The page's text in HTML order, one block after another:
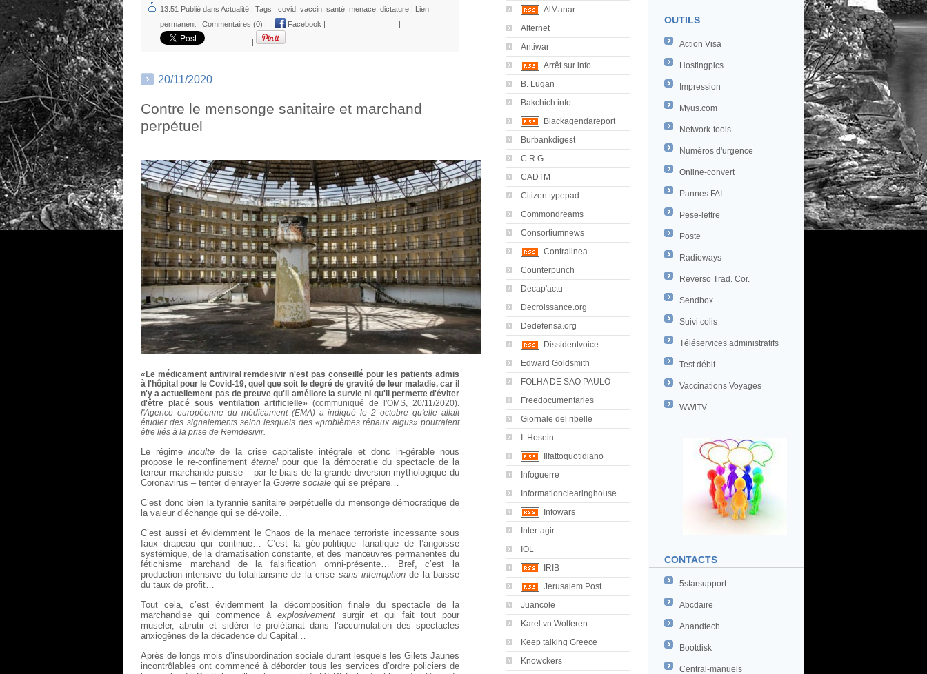
OUTILS
Action Visa
Hostingpics
Impression
Myus.com
Network-tools
Numéros d'urgence
Online-convert
Pannes FAI
Pese-lettre
Poste
Radioways
Reverso Trad. Cor.
Sendbox
Suivi colis
Téléservices administratifs
Test débit
Vaccinations Voyages
WWiTV
CONTACTS
5starsupport
Abcdaire
Anandtech
Bootdisk
Central-manuels
AlManar
Alternet
Antiwar
Arrêt sur info
B. Lugan
Bakchich.info
Blackagendareport
Burbankdigest
C.R.G.
CADTM
Citizen.typepad
Commondreams
Consortiumnews
Contralinea
Counterpunch
Decap'actu
Decroissance.org
Dedefensa.org
Dissidentvoice
Edward Goldsmith
FOLHA DE SAO PAULO
Freedocumentaries
Giornale del ribelle
I. Hosein
Ilfattoquotidiano
Infoguerre
Informationclearinghouse
Infowars
Inter-agir
IOL
IRIB
Jerusalem Post
Juancole
Karel vn Wolferen
Keep talking Greece
Knowckers
13:51 Publié dans Actualité | Tags : covid vaccin santé menace dictature | Lien
permanent | Commentaires (0) | | Facebook | |
|
20/11/2020
Contre le mensonge sanitaire et marchand
perpétuel
«Le médicament antiviral remdesivir n'est pas conseillé pour les patients admis
à l'hôpital pour le Covid-19, quel que soit le degré de gravité de leur maladie, car il
n'y a actuellement pas de preuve qu'il améliore la survie ni qu'il permette d'éviter
d'être placé sous ventilation artificielle» (communiqué de l'OMS, 20/11/2020).
l'Agence européenne du médicament (EMA) a indiqué le 2 octobre qu'elle allait
étudier des signalements selon lesquels des «problèmes rénaux aigus» pourraient
être liés à la prise de Remdesivir.
Le régime inculte de la crise capitaliste intégrale et donc in-gérable nous
propose le re-confinementéternel pour que la démocratie du spectacle de la
terreur marchande puisse – par le biais de la grande diversion mythologique du
Coronavirus – tenter d’enrayer la Guerre sociale qui se prépare…
C’est donc bien la tyrannie sanitaire perpétuelle du mensonge démocratique de
la valeur d’échange qui se dé-voile…
C’est aussi et évidemment le Chaos de la menace terroriste incessante sous
faux drapeau qui continue… C’est la géo-politique fanatique de l’angoisse
systémique, de la dramatisation constante, et des manœuvres permanentes du
fétichisme marchand de la falsification omni-présente… Bref, c’est la
production intensive du totalitarisme de la crise sans interruptionde la baisse
du taux de profit…
Tout cela, c’est évidemment la décomposition finale du spectacle de la
marchandise qui commence àexplosivement surgir et qui fait tout pour
museler, abrutir et sidérer le prolétariat dans l’accumulation des spectacles
anxiogènes de la décadence du Capital…
Après de longs mois d’insubordination sociale durant lesquels les Gilets Jaunes
incontrôlables ont commencé à déborder tous les services d’ordre policiers de